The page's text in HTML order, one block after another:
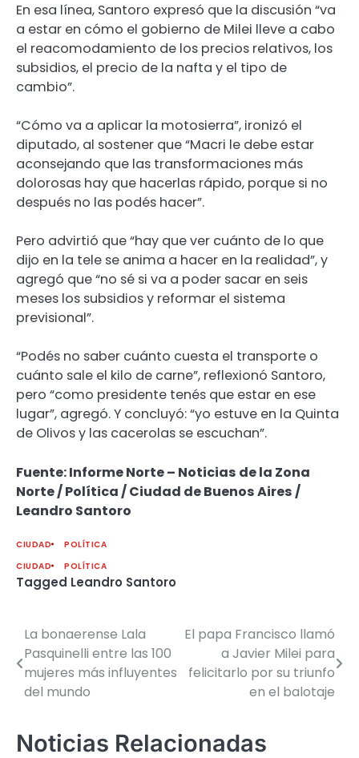
En esa línea, Santoro expresó que la discusión “va
a estar en cómo el gobierno de Milei lleve a cabo
el reacomodamiento de los precios relativos, los
subsidios, el precio de la nafta y el tipo de
cambio”.
“Cómo va a aplicar la motosierra”, ironizó el
diputado, al sostener que “Macri le debe estar
aconsejando que las transformaciones más
dolorosas hay que hacerlas rápido, porque si no
después no las podés hacer”.
Pero advirtió que “hay que ver cuánto de lo que
dijo en la tele se anima a hacer en la realidad”, y
agregó que “no sé si va a poder sacar en seis
meses los subsidios y reformar el sistema
previsional”.
“Podés no saber cuánto cuesta el transporte o
cuánto sale el kilo de carne”, reflexionó Santoro,
pero “como presidente tenés que estar en ese
lugar”, agregó. Y concluyó: “yo estuve en la Quinta
de Olivos y las cacerolas se escuchan”.
Fuente: Informe Norte – Noticias de la Zona
Norte / Política / Ciudad de Buenos Aires /
Leandro Santoro
CIUDAD
POLÍTICA
CIUDAD
POLÍTICA
Tagged Leandro Santoro
Navegación
de
entradas
La bonaerense Lala
Pasquinelli entre las 100
mujeres más influyentes
del mundo
El papa Francisco llamó
a Javier Milei para
felicitarlo por su triunfo
en el balotaje
Noticias Relacionadas